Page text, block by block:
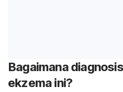
Bagaimana
ekzema ini?